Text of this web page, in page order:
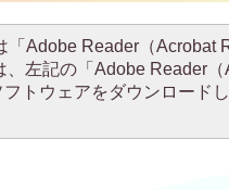
「Adobe Reader（Acrobat
、左記の「Adobe Reader（
トウェアをダウンロード